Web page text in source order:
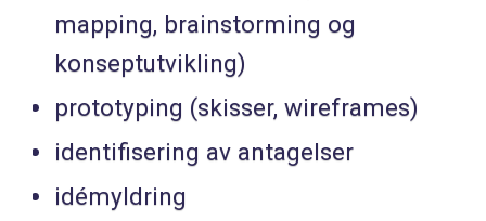
mapping, brainstorming og
konseptutvikling)
prototyping (skisser, wireframes)
identifisering av antagelser
idémyldring